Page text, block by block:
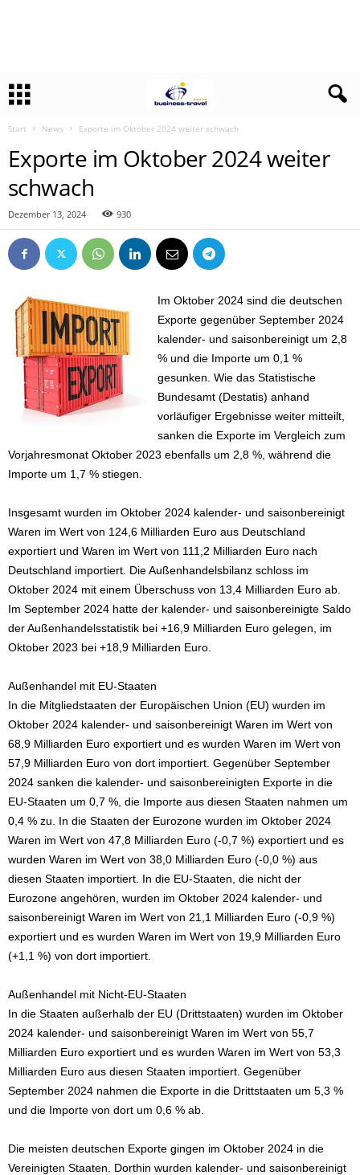
Start News Exporte im Oktober 2024 weiter schwach
Exporte im Oktober 2024 weiter
schwach
Dezember 13, 2024 930
Im Oktober 2024 sind die deutschen
Exporte gegenüber September 2024
kalender- und saisonbereinigt um 2,8
% und die Importe um 0,1 %
gesunken. Wie das Statistische
Bundesamt (Destatis) anhand
vorläufiger Ergebnisse weiter mitteilt,
sanken die Exporte im Vergleich zum
Vorjahresmonat Oktober 2023 ebenfalls um 2,8 %, während die
Importe um 1,7 % stiegen.
Insgesamt wurden im Oktober 2024 kalender- und saisonbereinigt
Waren im Wert von 124,6 Milliarden Euro aus Deutschland
exportiert und Waren im Wert von 111,2 Milliarden Euro nach
Deutschland importiert. Die Außenhandelsbilanz schloss im
Oktober 2024 mit einem Überschuss von 13,4 Milliarden Euro ab.
Im September 2024 hatte der kalender- und saisonbereinigte Saldo
der Außenhandelsstatistik bei +16,9 Milliarden Euro gelegen, im
Oktober 2023 bei +18,9 Milliarden Euro.
Außenhandel mit EU-Staaten
In die Mitgliedstaaten der Europäischen Union (EU) wurden im
Oktober 2024 kalender- und saisonbereinigt Waren im Wert von
68,9 Milliarden Euro exportiert und es wurden Waren im Wert von
57,9 Milliarden Euro von dort importiert. Gegenüber September
2024 sanken die kalender- und saisonbereinigten Exporte in die
EU-Staaten um 0,7 %, die Importe aus diesen Staaten nahmen um
0,4 % zu. In die Staaten der Eurozone wurden im Oktober 2024
Waren im Wert von 47,8 Milliarden Euro (-0,7 %) exportiert und es
wurden Waren im Wert von 38,0 Milliarden Euro (-0,0 %) aus
diesen Staaten importiert. In die EU-Staaten, die nicht der
Eurozone angehören, wurden im Oktober 2024 kalender- und
saisonbereinigt Waren im Wert von 21,1 Milliarden Euro (-0,9 %)
exportiert und es wurden Waren im Wert von 19,9 Milliarden Euro
(+1,1 %) von dort importiert.
Außenhandel mit Nicht-EU-Staaten
In die Staaten außerhalb der EU (Drittstaaten) wurden im Oktober
2024 kalender- und saisonbereinigt Waren im Wert von 55,7
Milliarden Euro exportiert und es wurden Waren im Wert von 53,3
Milliarden Euro aus diesen Staaten importiert. Gegenüber
September 2024 nahmen die Exporte in die Drittstaaten um 5,3 %
und die Importe von dort um 0,6 % ab.
Die meisten deutschen Exporte gingen im Oktober 2024 in die
Vereinigten Staaten. Dorthin wurden kalender- und saisonbereinigt